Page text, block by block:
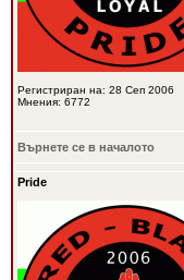
Регистриран на: 28 Сеп 2006
Мнения: 6772
Върнете се в началото
Pride